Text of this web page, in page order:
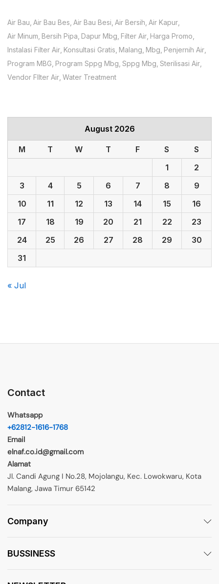
Air Bau Air Bau Bes Air Bau Besi Air Bersih Air Kapur
Air Minum Bersih Pipa Dapur Mbg Filter Air Harga Promo
Instalasi Filter Air Konsultasi Gratis Malang Mbg Penjernih Air
Program MBG Program Sppg Mbg Sppg Mbg Sterilisasi Air
Vendor FIlter Air Water Treatment
August 2026
M T W T F S
S
1
2
3
4 5 6 7 8
9
10
11 12 13 14 15
16
17
18 19 20 21 22
23
24
25 26 27 28 29
30
31
« Jul
Contact
Whatsapp
+62812-1616-1768
Email
elnaf.co.id@gmail.com
Alamat
Jl. Candi Agung I No.28, Mojolangu, Kec. Lowokwaru, Kota
Malang, Jawa Timur 65142
Company
BUSSINESS